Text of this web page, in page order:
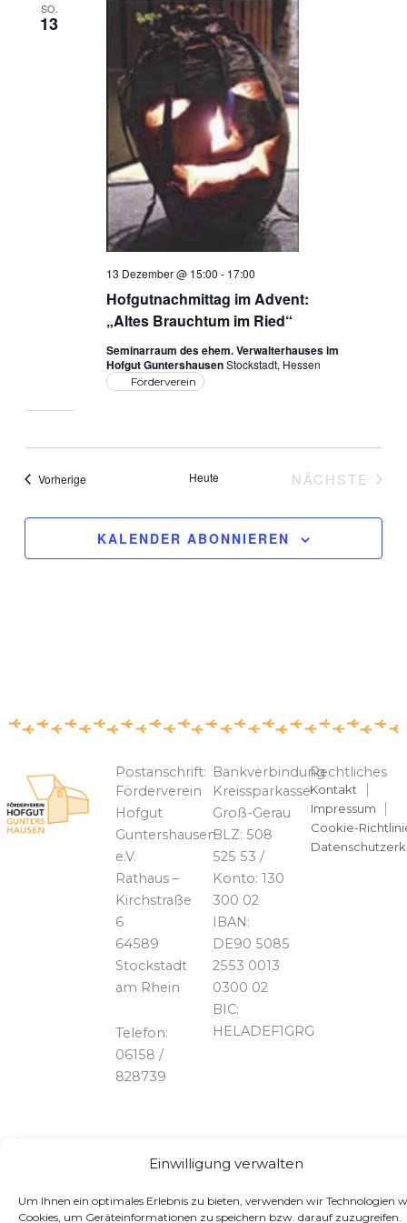
Einwilligung verwalten
Um Ihnen ein optimales Erlebnis zu bieten, verwenden wir Technologien
Cookies, um Geräteinformationen zu speichern bzw. darauf zuzugreifen.
SO.
13
Hofgutnachmittag im Advent:
„Altes Brauchtum im Ried“
13 Dezember @ 15:00 - 17:00
Seminarraum des ehem. Verwalterhauses im
Hofgut GuntershausenStockstadt, Hessen
Förderverein
Vorherige Heute
NÄCHSTE
KALENDER ABONNIEREN
Postanschrift:
Förderverein
Hofgut
Guntershausen
e.V.
Rathaus –
Kirchstraße
6
64589
Stockstadt
am Rhein
Telefon:
06158 /
828739
Bankverbindung
Kreissparkasse
Groß-Gerau
BLZ: 508
525 53 /
Konto: 130
300 02
IBAN:
DE90 5085
2553 0013
0300 02
BIC:
HELADEF1GRG
Rechtliches
Kontakt
Impressum
Cookie-